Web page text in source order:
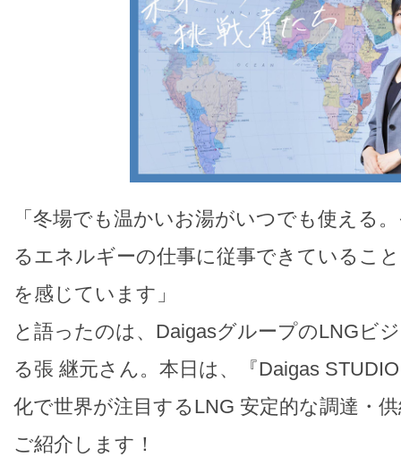
「冬場でも温かいお湯がいつでも使える
るエネルギーの仕事に従事できているこ
を感じています」
と語ったのは、DaigasグループのLNGビ
る張 継元さん。本日は、『Daigas
化で世界が注目するLNG 安定的な調達・
ご紹介します！